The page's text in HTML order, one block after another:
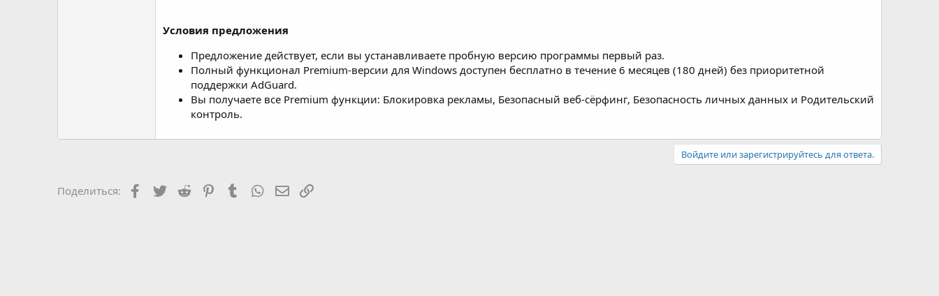
Условия предложения
Предложение действует, если вы устанавливаете пробную версию программы первый раз.
Полный функционал Premium-версии для Windows доступен бесплатно в течение 6 месяцев (180 дней) без приоритетной
поддержки AdGuard.
Вы получаете все Premium функции: Блокировка рекламы, Безопасный веб-сёрфинг, Безопасность личных данных и Родительский
контроль.
Войдите или зарегистрируйтесь для ответа.
Поделиться: Facebook
TwitterReddit PinterestTumblrWhatsAppЭлектронная почта
Ссылка